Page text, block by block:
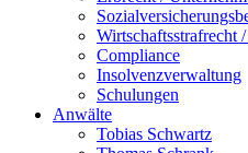
Wirtschaftsstrafrecht
Compliance
Insolvenzverwaltung
Schulungen
Anwälte
Tobias Schwartz